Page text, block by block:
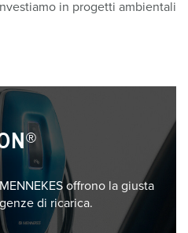
in progetti ambientali
offrono la giusta
di ricarica.